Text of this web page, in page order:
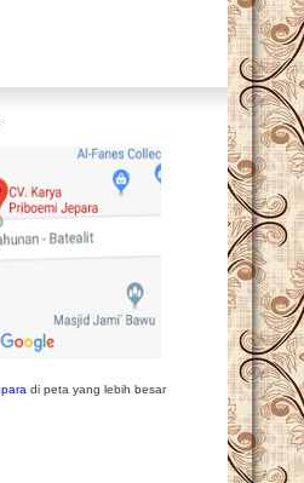
di peta yang lebih besar